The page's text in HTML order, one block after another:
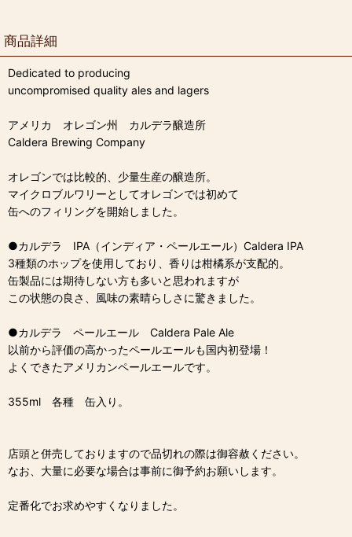
商品詳細
Dedicated to producing
uncompromised quality ales and lagers
アメリカ オレゴン州 カルデラ醸造所
Caldera Brewing Company
オレゴンでは比較的、少量生産の醸造所。
マイクロブルワリーとしてオレゴンでは初めて
缶へのフィリングを開始しました。
●カルデラ IPA（インディア・ペールエール）Caldera IPA
3種類のホップを使用しており、香りは柑橘系が支配的。
缶製品には期待しない方も多いと思われますが
この状態の良さ、風味の素晴らしさに驚きました。
●カルデラ ペールエール Caldera Pale Ale
以前から評価の高かったペールエールも国内初登場！
よくできたアメリカンペールエールです。
355ml 各種 缶入り。
店頭と併売しておりますので品切れの際は御容赦ください。
なお、大量に必要な場合は事前に御予約お願いします。
定番化でお求めやすくなりました。